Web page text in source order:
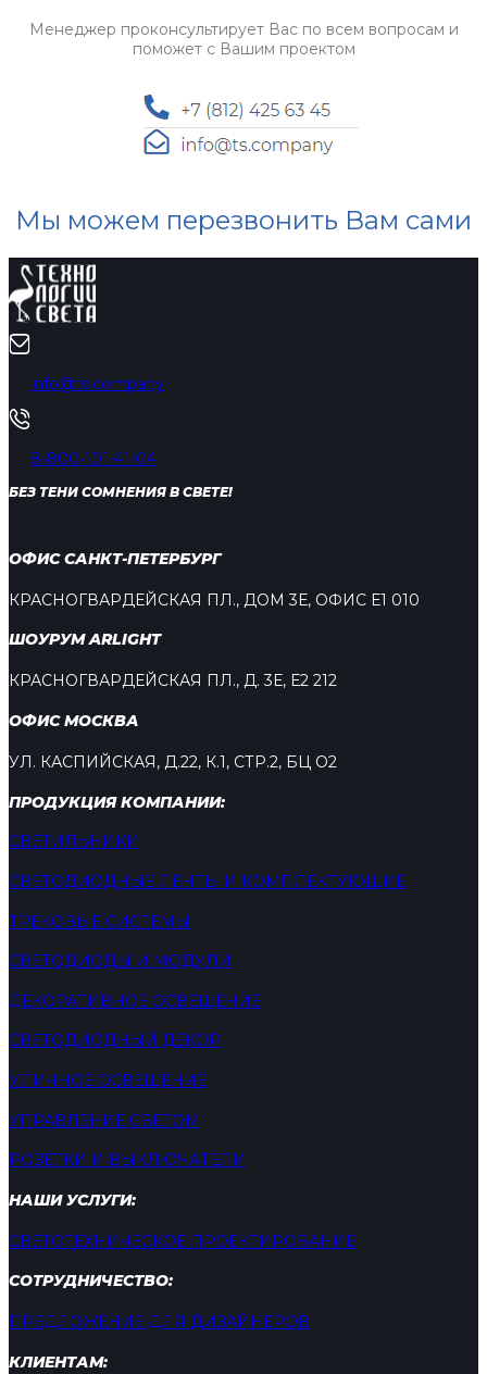
Менеджер проконсультирует Вас по всем вопросам и
поможет с Вашим проектом
Мы можем перезвонить Вам сами
info@ts.company
8-800-101-41-04
БЕЗ ТЕНИ СОМНЕНИЯ В СВЕТЕ!
ОФИС САНКТ-ПЕТЕРБУРГ
КРАСНОГВАРДЕЙСКАЯ ПЛ., ДОМ 3Е, ОФИС Е1 010
ШОУРУМ ARLIGHT
КРАСНОГВАРДЕЙСКАЯ ПЛ., Д. 3Е, Е2 212
ОФИС МОСКВА
УЛ. КАСПИЙСКАЯ, Д.22, К.1, СТР.2, БЦ О2
ПРОДУКЦИЯ КОМПАНИИ:
СВЕТИЛЬНИКИ
СВЕТОДИОДНЫЕ ЛЕНТЫ И КОМПЛЕКТУЮЩИЕ
ТРЕКОВЫЕ СИСТЕМЫ
СВЕТОДИОДЫ И МОДУЛИ
ДЕКОРАТИВНОЕ ОСВЕЩЕНИЕ
СВЕТОДИОДНЫЙ ДЕКОР
УЛИЧНОЕ ОСВЕЩЕНИЕ
УПРАВЛЕНИЕ СВЕТОМ
РОЗЕТКИ И ВЫКЛЮЧАТЕЛИ
НАШИ УСЛУГИ:
СВЕТОТЕХНИЧЕСКОЕ ПРОЕКТИРОВАНИЕ
СОТРУДНИЧЕСТВО:
ПРЕДЛОЖЕНИЕ ДЛЯ ДИЗАЙНЕРОВ
КЛИЕНТАМ: